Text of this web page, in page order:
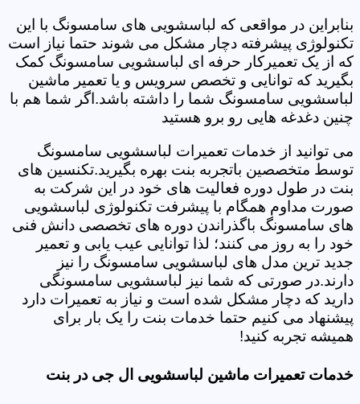
بنابراین در مواقعی که لباسشویی های سامسونگ با این
تکنولوژی پیشرفته دچار مشکل می شوند حتما نیاز است
که از یک تعمیرکار حرفه ای لباسشویی سامسونگ کمک
بگیرید که توانایی و تخصص سرویس و یا تعمیر ماشین
لباسشویی سامسونگ شما را داشته باشد.اگر شما هم با
چنین دغدغه هایی رو برو هستید
می توانید از خدمات تعمیرات لباسشویی سامسونگ
توسط متخصصین باتجربه بنت بهره بگیرید.تکنسین های
بنت در طول دوره فعالیت های خود در این شرکت به
صورت مداوم همگام با پیشرفت تکنولوژی لباسشویی
های سامسونگ باگذراندن دوره های تخصصی دانش فنی
خود را به روز می کنند؛ لذا توانایی عیب یابی و تعمیر
جدید ترین مدل های لباسشویی سامسونگ را نیز
دارند.در صورتی که شما نیز لباسشویی سامسونگی
دارید که دچار مشکل شده است و نیاز به تعمیرات دارد
پیشنهاد می کنیم حتما خدمات بنت را یک بار برای
همیشه تجربه کنید!
خدمات تعمیرات ماشین لباسشویی ال جی در بنت